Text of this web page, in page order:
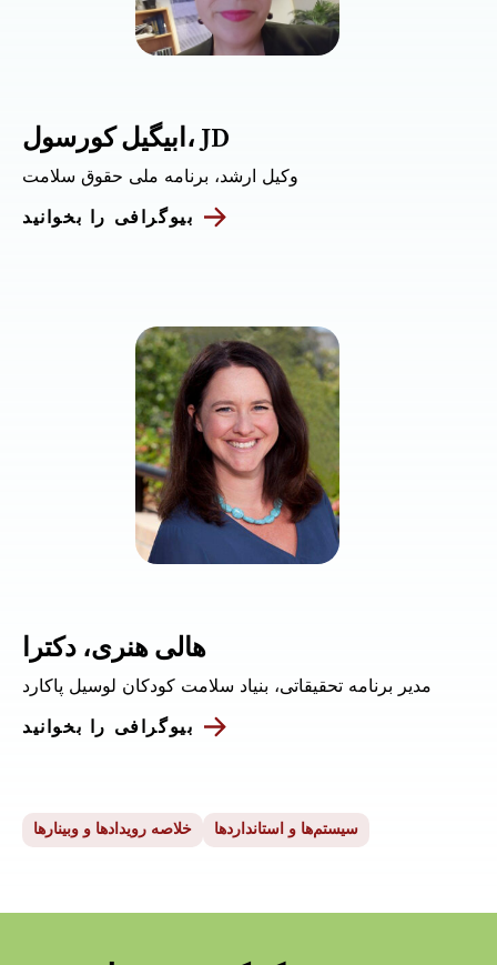
ابیگیل کورسول، JD
وکیل ارشد، برنامه ملی حقوق سلامت
بیوگرافی را بخوانید
هالی هنری، دکترا
مدیر برنامه تحقیقاتی، بنیاد سلامت کودکان لوسیل پاکارد
بیوگرافی را بخوانید
خلاصه رویدادها و وبینارها سیستم‌ها و استانداردها